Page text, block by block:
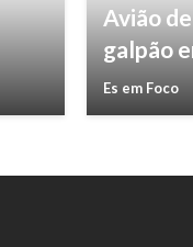
Avião
galpão
Es em Foco